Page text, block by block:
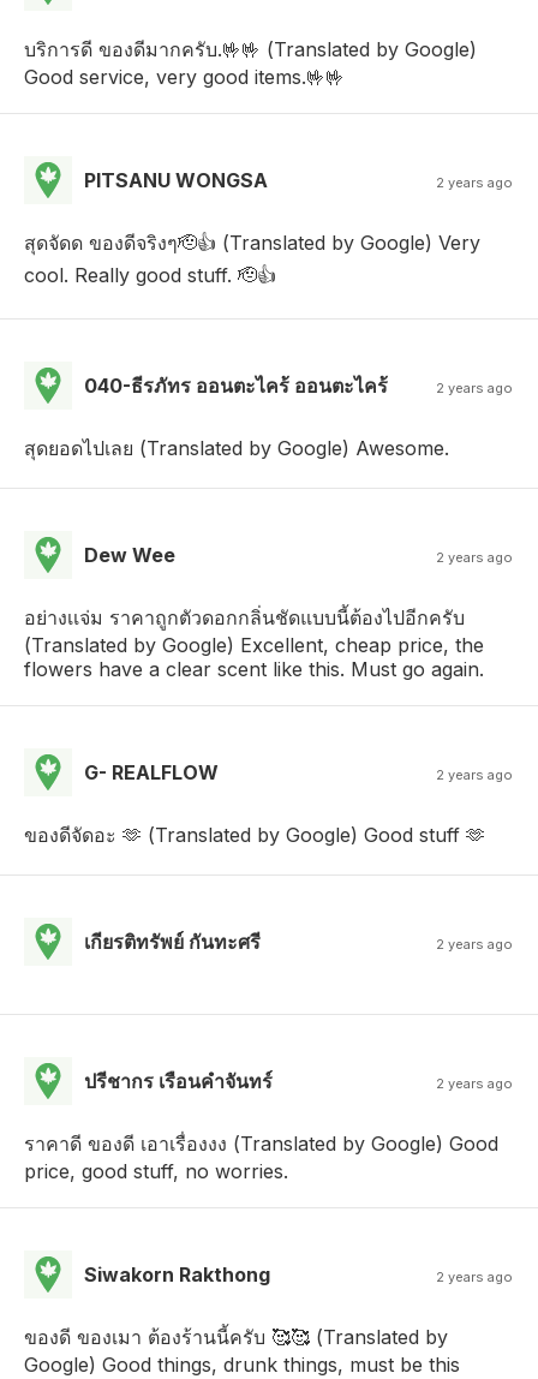
บริการดี ของดีมากครับ.🤟🤟 (Translated by Google)
Good service, very good items.🤟🤟
PITSANU WONGSA 2 years ago
สุดจัดด ของดีจริงๆ🫡👍 (Translated by Google) Very
cool. Really good stuff. 🫡👍
040-ธีรภัทร ออนตะไคร้ ออนตะไคร้ 2 years ago
สุดยอดไปเลย (Translated by Google) Awesome.
Dew Wee 2 years ago
อย่างเเจ่ม ราคาถูกตัวดอกกลิ่นชัดแบบนี้ต้องไปอีกครับ
(Translated by Google) Excellent, cheap price, the
flowers have a clear scent like this. Must go again.
G- REALFLOW 2 years ago
ของดีจัดอะ 🫶 (Translated by Google) Good stuff 🫶
เกียรติทรัพย์ กันทะศรี 2 years ago
ปรีชากร เรือนคําจันทร์ 2 years ago
ราคาดี ของดี เอาเรื่องงง (Translated by Google) Good
price, good stuff, no worries.
Siwakorn Rakthong 2 years ago
ของดี ของเมา ต้องร้านนี้ครับ 🥰🥰 (Translated by
Google) Good things, drunk things, must be this